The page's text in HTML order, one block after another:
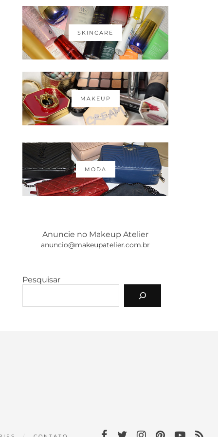
SKINCARE
MAKEUP
MODA
Anuncie no Makeup Atelier
anuncio@makeupatelier.com.br
Pesquisar